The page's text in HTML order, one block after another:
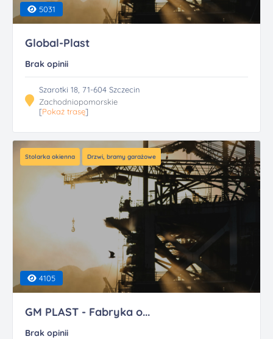
5031
Global-Plast
Brak opinii
Szarotki 18, 71-604 Szczecin
Zachodniopomorskie
[Pokaż trasę]
Stolarka okienna Drzwi, bramy garażowe
4105
GM PLAST - Fabryka o...
Brak opinii